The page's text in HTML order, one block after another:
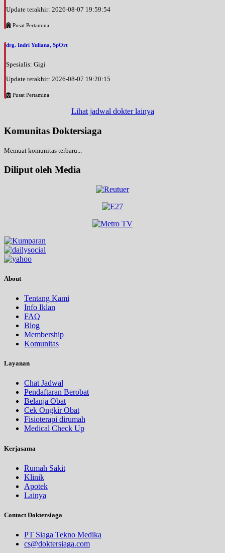
Update terakhir: 2026-08-07 19:59:54
Pusat Pertamina
drg. Indri Yuliana, SpOrt
Spesialis: Gigi
Update terakhir: 2026-08-07 19:20:15
Pusat Pertamina
Lihat jadwal dokter lainya
Komunitas Doktersiaga
Memuat komunitas terbaru...
Diliput oleh Media
About
Tentang Kami
Info Iklan
FAQ
Blog
Membership
Komunitas
Layanan
Chat Jadwal
Pendaftaran Berobat
Belanja Obat
Cek Ongkir Obat
Fisioterapi dirumah
Medical Check Up
Kerjasama
Rumah Sakit
Klinik
Apotek
Lainya
Contact Doktersiaga
PT Siaga Tekno Medika
cs@doktersiaga.com